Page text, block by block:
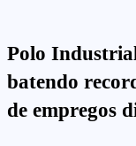
Polo
batendo
de empregos